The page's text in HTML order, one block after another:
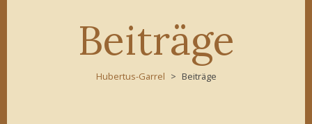
Beiträge
Hubertus-Garrel Beiträge